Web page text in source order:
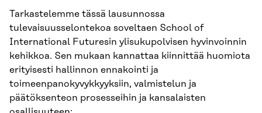
Tarkastelemme tässä lausunnossa
tulevaisuusselontekoa soveltaen School of
International Futuresin ylisukupolvisen hyvinvoinnin
kehikkoa. Sen mukaan kannattaa kiinnittää huomiota
erityisesti hallinnon ennakointi ja
toimeenpanokyvykkyyksiin, valmistelun ja
päätöksenteon prosesseihin ja kansalaisten